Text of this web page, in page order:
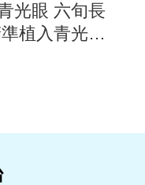
光眼 六旬長
植入青光眼